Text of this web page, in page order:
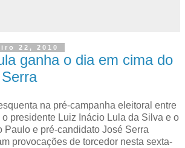
22, 2010
ganha o dia em cima do
na pré-campanha eleitoral entre
o presidente Luiz Inácio Lula da Silva e o
Paulo e pré-candidato José Serra
provocações de torcedor nesta sexta-